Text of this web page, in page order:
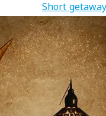
Short